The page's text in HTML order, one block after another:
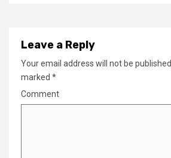
Leave a Reply
Your email address will not be published.
marked *
Comment